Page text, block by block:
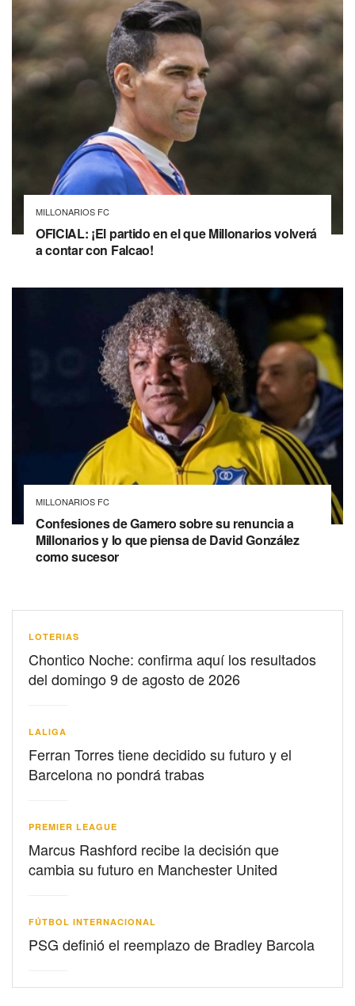
MILLONARIOS FC
OFICIAL: ¡El partido en el que Millonarios volverá
a contar con Falcao!
MILLONARIOS FC
Confesiones de Gamero sobre su renuncia a
Millonarios y lo que piensa de David González
como sucesor
LOTERIAS
Chontico Noche: confirma aquí los resultados
del domingo 9 de agosto de 2026
LALIGA
Ferran Torres tiene decidido su futuro y el
Barcelona no pondrá trabas
PREMIER LEAGUE
Marcus Rashford recibe la decisión que
cambia su futuro en Manchester United
FÚTBOL INTERNACIONAL
PSG definió el reemplazo de Bradley Barcola